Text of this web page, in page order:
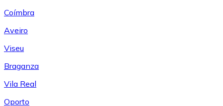
Coímbra
Aveiro
Viseu
Braganza
Vila Real
Oporto